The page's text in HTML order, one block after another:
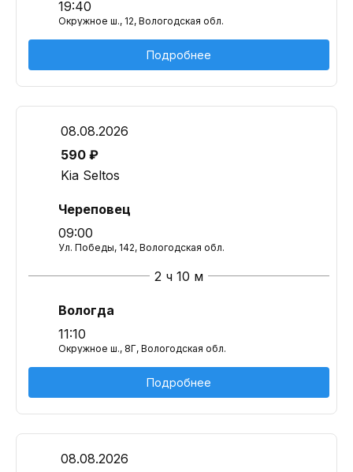
19:40
Окружное ш., 12, Вологодская обл.
Подробнее
08.08.2026
590 ₽
Kia Seltos
Череповец
09:00
Ул. Победы, 142, Вологодская обл.
2 ч 10 м
Вологда
11:10
Окружное ш., 8Г, Вологодская обл.
Подробнее
08.08.2026